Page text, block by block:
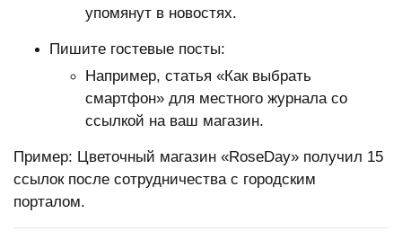
упомянут в новостях.
Пишите гостевые посты:
Например, статья «Как выбрать
смартфон» для местного журнала со
ссылкой на ваш магазин.
Пример: Цветочный магазин «RoseDay» получил 15
ссылок после сотрудничества с городским
порталом.